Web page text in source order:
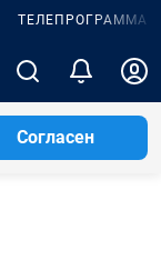
ТЕЛЕПРОГРАММА
Согласен